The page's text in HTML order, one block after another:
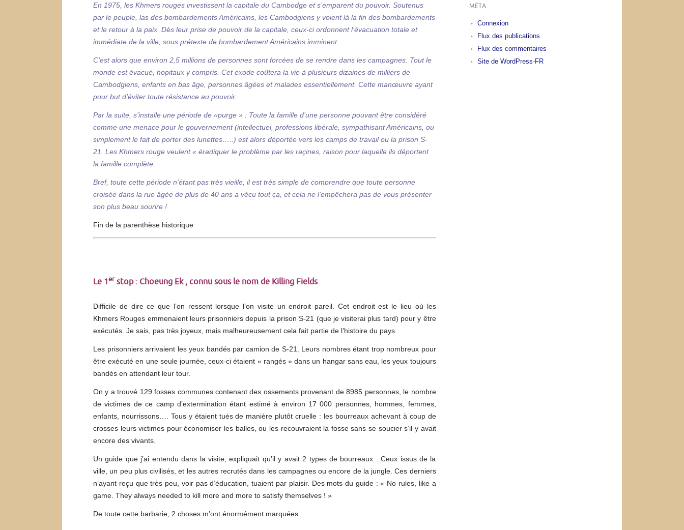
En 1975, les Khmers rouges investissent la capitale du Cambodge et s’emparent du pouvoir. Soutenus
par le peuple, las des bombardements Américains, les Cambodgiens y voient là la fin des bombardements
et le retour à la paix. Dès leur prise de pouvoir de la capitale, ceux-ci ordonnent l’évacuation totale et
immédiate de la ville, sous prétexte de bombardement Américains imminent.
C’est alors que environ 2,5 millions de personnes sont forcées de se rendre dans les campagnes. Tout le
monde est évacué, hopitaux y compris. Cet exode coûtera la vie à plusieurs dizaines de milliers de
Cambodgiens, enfants en bas âge, personnes âgées et malades essentiellement. Cette manœuvre ayant
pour but d’éviter toute résistance au pouvoir.
Par la suite, s’installe une période de «purge » : Toute la famille d’une personne pouvant être considéré
comme une menace pour le gouvernement (intellectuel, professions libérale, sympathisant Américains, ou
simplement le fait de porter des lunettes…..) est alors déportée vers les camps de travail ou la prison S-
21. Les Khmers rouge veulent « éradiquer le problème par les raçines, raison pour laquelle ils déportent
la famille complète.
Bref, toute cette période n’étant pas très vieille, il est très simple de comprendre que toute personne
croisée dans la rue âgée de plus de 40 ans a vécu tout ça, et cela ne l’empêchera pas de vous présenter
son plus beau sourire !
Fin de la parenthèse historique
Le 1 er stop : Choeung Ek , connu sous le nom de Killing Fields
Difficile de dire ce que l’on ressent lorsque l’on visite un endroit pareil. Cet endroit est le lieu où les
Khmers Rouges emmenaient leurs prisonniers depuis la prison S-21 (que je visiterai plus tard) pour y être
exécutés. Je sais, pas très joyeux, mais malheureusement cela fait partie de l’histoire du pays.
Les prisonniers arrivaient les yeux bandés par camion de S-21. Leurs nombres étant trop nombreux pour
être exécuté en une seule journée, ceux-ci étaient « rangés » dans un hangar sans eau, les yeux toujours
bandés en attendant leur tour.
On y a trouvé 129 fosses communes contenant des ossements provenant de 8985 personnes, le nombre
de victimes de ce camp d’extermination étant estimé à environ 17 000 personnes, hommes, femmes,
enfants, nourrissons…. Tous y étaient tués de manière plutôt cruelle : les bourreaux achevant à coup de
crosses leurs victimes pour économiser les balles, ou les recouvraient la fosse sans se soucier s’il y avait
encore des vivants.
Un guide que j’ai entendu dans la visite, expliquait qu’il y avait 2 types de bourreaux : Ceux issus de la
ville, un peu plus civilisés, et les autres recrutés dans les campagnes ou encore de la jungle. Ces derniers
n’ayant reçu que très peu, voir pas d’éducation, tuaient par plaisir. Des mots du guide : « No rules, like a
game. They always needed to kill more and more to satisfy themselves ! »
De toute cette barbarie, 2 choses m’ont énormément marquées :
MÉTA
Connexion
Flux des publications
Flux des commentaires
Site de WordPress-FR